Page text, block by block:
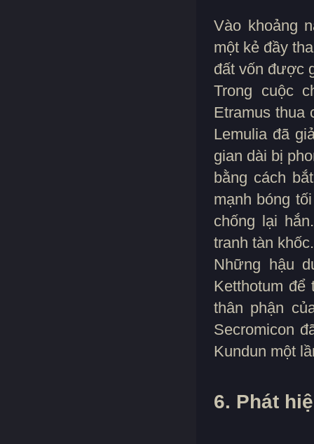
Vào khoảng
một kẻ đầy
đất vốn được
Trong cuộc
Etramus thua
Lemulia đã
gian dài bị
bằng cách
mạnh bóng
chống lại
tranh tàn khốc.
Những hậu
Ketthotum để
thân phận
Secromicon
Kundun một
6. Phát